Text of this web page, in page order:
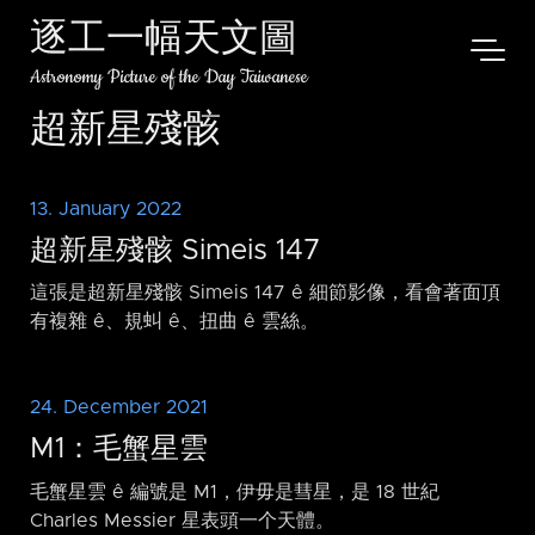
逐工一幅天文圖
Astronomy Picture of the Day Taiwanese
超新星殘骸
13. January 2022
超新星殘骸 Simeis 147
這張是超新星殘骸 Simeis 147 ê 細節影像，看會著面頂
有複雜 ê、規虯 ê、扭曲 ê 雲絲。
24. December 2021
M1：毛蟹星雲
毛蟹星雲 ê 編號是 M1，伊毋是彗星，是 18 世紀
Charles Messier 星表頭一个天體。